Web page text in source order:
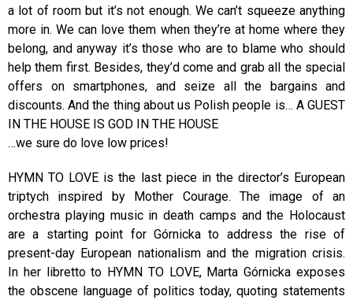
a lot of room but it’s not enough. We can’t squeeze anything
more in. We can love them when they’re at home where they
belong, and anyway it’s those who are to blame who should
help them first. Besides, they’d come and grab all the special
offers on smartphones, and seize all the bargains and
discounts. And the thing about us Polish people is… A GUEST
IN THE HOUSE IS GOD IN THE HOUSE
…we sure do love low prices!
HYMN TO LOVE is the last piece in the director’s European
triptych inspired by Mother Courage. The image of an
orchestra playing music in death camps and the Holocaust
are a starting point for Górnicka to address the rise of
present-day European nationalism and the migration crisis.
In her libretto to HYMN TO LOVE, Marta Górnicka exposes
the obscene language of politics today, quoting statements